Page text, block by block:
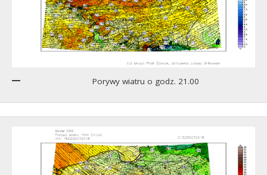
Porywy wiatru o godz. 21.00